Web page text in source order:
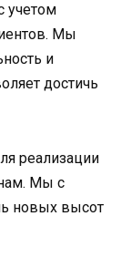
учетом
Мы
и
достичь
реализации
Мы с
новых высот